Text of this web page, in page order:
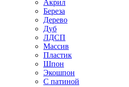
Акрил
Береза
Дерево
Дуб
ЛДСП
Массив
Пластик
Шпон
Экошпон
С патиной